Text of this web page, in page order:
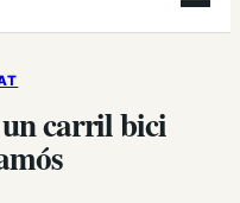
Obre
el
carril bici